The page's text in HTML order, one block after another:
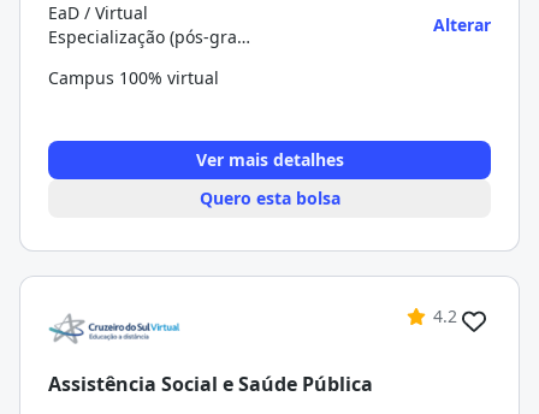
EaD / Virtual
Especialização (pós-graduação)
Alterar
Campus 100% virtual
Ver mais detalhes
Quero esta bolsa
4.2
Assistência Social e Saúde Pública